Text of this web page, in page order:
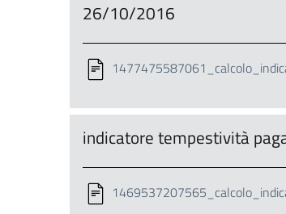
26/10/2016
indicatore tempestività